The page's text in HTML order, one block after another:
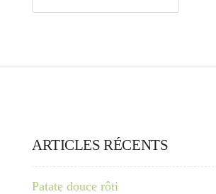
ARTICLES RÉCENTS
Patate douce rôti